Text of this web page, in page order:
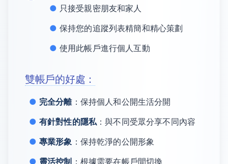
只接受親密朋友和家人
保持您的追蹤列表精簡和精心策劃
使用此帳戶進行個人互動
雙帳戶的好處：
完全分離：保持個人和公開生活分開
有針對性的隱私：與不同受眾分享不同內容
專業形象 ：保持乾淨的公開形象
靈活控制 ：根據需要在帳戶間切換